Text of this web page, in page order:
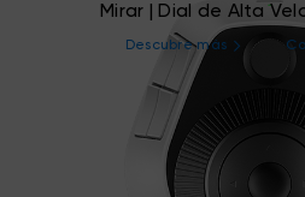
Mirar | Dial de Alta
Descubre más